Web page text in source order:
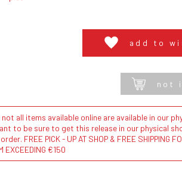
add to
not
not all items available online are available in our
to be sure to get this release in our physical
FREE PICK - UP AT SHOP & FREE SHIPPING
EXCEEDING €150